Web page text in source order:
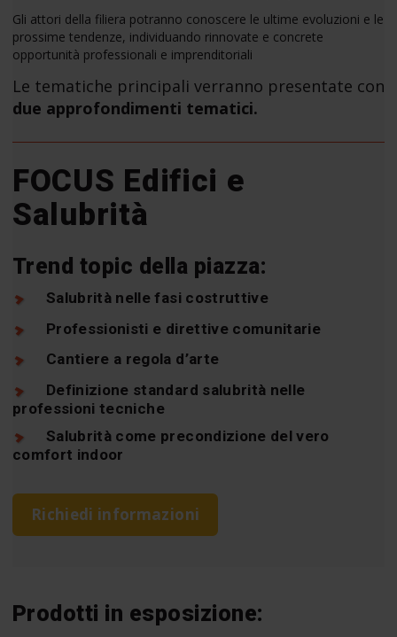
Gli attori della filiera potranno conoscere le ultime evoluzioni e le
prossime tendenze, individuando rinnovate e concrete
opportunità professionali e imprenditoriali
Le tematiche principali verranno presentate con
due approfondimenti tematici.
FOCUS Edifici e
Salubrità
Trend topic della piazza:
Salubrità nelle fasi costruttive
Professionisti e direttive comunitarie
Cantiere a regola d’arte
Definizione standard salubrità nelle
professioni tecniche
Salubrità come precondizione del vero
comfort indoor
Richiedi informazioni
Prodotti in esposizione: